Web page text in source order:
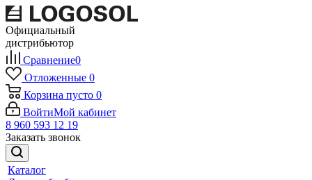
Официальный
дистрибьютор
Сравнение0
Отложенные 0
Корзина пусто 0
ВойтиМой кабинет
8 960 593 12 19
Заказать звонок
Каталог